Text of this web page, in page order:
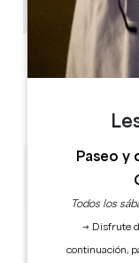
Copiar
Paseo y
Todos los
→ Disfrute
continuación,